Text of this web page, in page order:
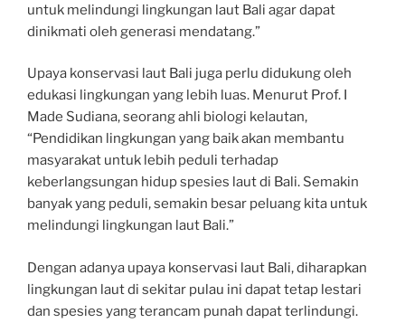
untuk melindungi lingkungan laut Bali agar dapat
dinikmati oleh generasi mendatang.”
Upaya konservasi laut Bali juga perlu didukung oleh
edukasi lingkungan yang lebih luas. Menurut Prof. I
Made Sudiana, seorang ahli biologi kelautan,
“Pendidikan lingkungan yang baik akan membantu
masyarakat untuk lebih peduli terhadap
keberlangsungan hidup spesies laut di Bali. Semakin
banyak yang peduli, semakin besar peluang kita untuk
melindungi lingkungan laut Bali.”
Dengan adanya upaya konservasi laut Bali, diharapkan
lingkungan laut di sekitar pulau ini dapat tetap lestari
dan spesies yang terancam punah dapat terlindungi.